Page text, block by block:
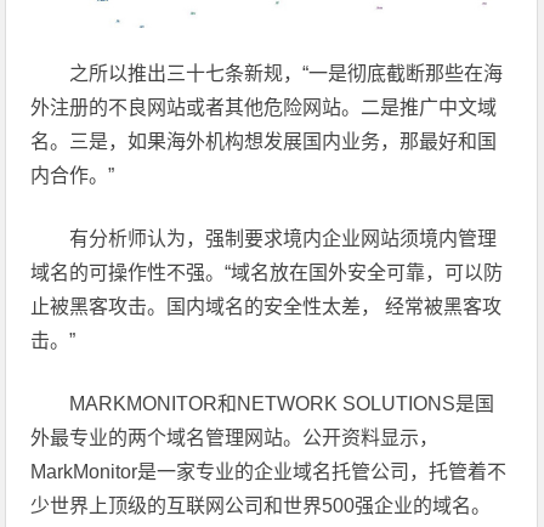
之所以推出三十七条新规，“一是彻底截断那些在海
外注册的不良网站或者其他危险网站。二是推广中文域
名。三是，如果海外机构想发展国内业务，那最好和国
内合作。”
有分析师认为，强制要求境内企业网站须境内管理
域名的可操作性不强。“域名放在国外安全可靠，可以防
止被黑客攻击。国内域名的安全性太差， 经常被黑客攻
击。”
MARKMONITOR和NETWORK SOLUTIONS是国
外最专业的两个域名管理网站。公开资料显示，
MarkMonitor是一家专业的企业域名托管公司，托管着不
少世界上顶级的互联网公司和世界500强企业的域名。